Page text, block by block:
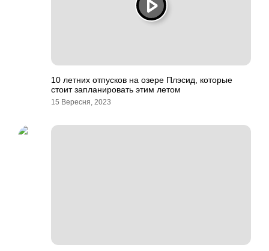
10 летних отпусков на озере Плэсид, которые
стоит запланировать этим летом
15 Вересня, 2023